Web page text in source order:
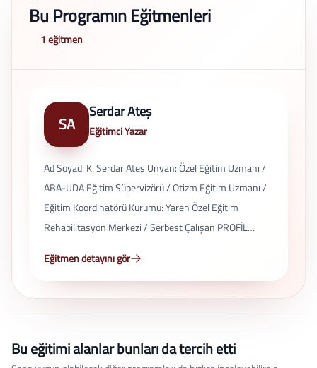
Bu Programın Eğitmenleri
1 eğitmen
SA
Serdar Ateş
Eğitimci Yazar
Ad Soyad: K. Serdar Ateş Unvan: Özel Eğitim Uzmanı /
ABA-UDA Eğitim Süpervizörü / Otizm Eğitim Uzmanı /
Eğitim Koordinatörü Kurumu: Yaren Özel Eğitim
Rehabilitasyon Merkezi / Serbest Çalışan PROFİL
analizi (ABA-UDA) üzerine uzmanlaşan K. Serdar Ateş,
eğitim koordinasyonu, eğitici eğitimi ve aile
özel eğitim kurumlarına danışmanlık verilmesi ve
Eğitmen detayını gör
Bu eğitimi alanlar bunları da tercih etti